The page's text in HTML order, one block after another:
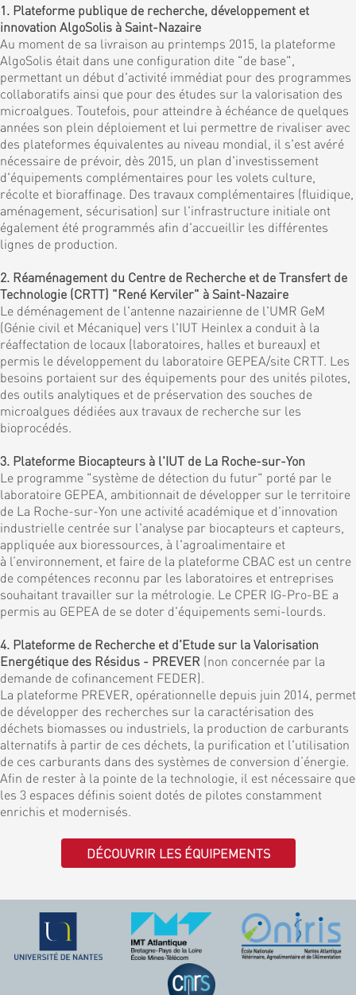
1. Plateforme publique de recherche, développement et
innovation AlgoSolis à Saint-Nazaire
Au moment de sa livraison au printemps 2015, la plateforme
AlgoSolis était dans une configuration dite "de base",
permettant un début d'activité immédiat pour des programmes
collaboratifs ainsi que pour des études sur la valorisation des
microalgues. Toutefois, pour atteindre à échéance de quelques
années son plein déploiement et lui permettre de rivaliser avec
des plateformes équivalentes au niveau mondial, il s'est avéré
nécessaire de prévoir, dès 2015, un plan d'investissement
d'équipements complémentaires pour les volets culture,
récolte et bioraffinage. Des travaux complémentaires (fluidique,
aménagement, sécurisation) sur l'infrastructure initiale ont
également été programmés afin d'accueillir les différentes
lignes de production.
2. Réaménagement du Centre de Recherche et de Transfert de
Technologie (CRTT) "René Kerviler" à Saint-Nazaire
Le déménagement de l'antenne nazairienne de l'UMR GeM
(Génie civil et Mécanique) vers l'IUT Heinlex a conduit à la
réaffectation de locaux (laboratoires, halles et bureaux) et
permis le développement du laboratoire GEPEA/site CRTT. Les
besoins portaient sur des équipements pour des unités pilotes,
des outils analytiques et de préservation des souches de
microalgues dédiées aux travaux de recherche sur les
bioprocédés.
3. Plateforme Biocapteurs à l'IUT de La Roche-sur-Yon
Le programme "système de détection du futur" porté par le
laboratoire GEPEA, ambitionnait de développer sur le territoire
de La Roche-sur-Yon une activité académique et d'innovation
industrielle centrée sur l'analyse par biocapteurs et capteurs,
appliquée aux bioressources, à l'agroalimentaire et
à l’environnement, et faire de la plateforme CBAC est un centre
de compétences reconnu par les laboratoires et entreprises
souhaitant travailler sur la métrologie. Le CPER IG-Pro-BE a
permis au GEPEA de se doter d'équipements semi-lourds.
4. Plateforme de Recherche et d'Etude sur la Valorisation
Energétique des Résidus - PREVER (non concernée par la
demande de cofinancement FEDER).
La plateforme PREVER, opérationnelle depuis juin 2014, permet
de développer des recherches sur la caractérisation des
déchets biomasses ou industriels, la production de carburants
alternatifs à partir de ces déchets, la purification et l'utilisation
de ces carburants dans des systèmes de conversion d’énergie.
Afin de rester à la pointe de la technologie, il est nécessaire que
les 3 espaces définis soient dotés de pilotes constamment
enrichis et modernisés.
DÉCOUVRIR LES ÉQUIPEMENTS